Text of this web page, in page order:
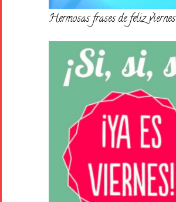
Hermosas frases de feliz viernes